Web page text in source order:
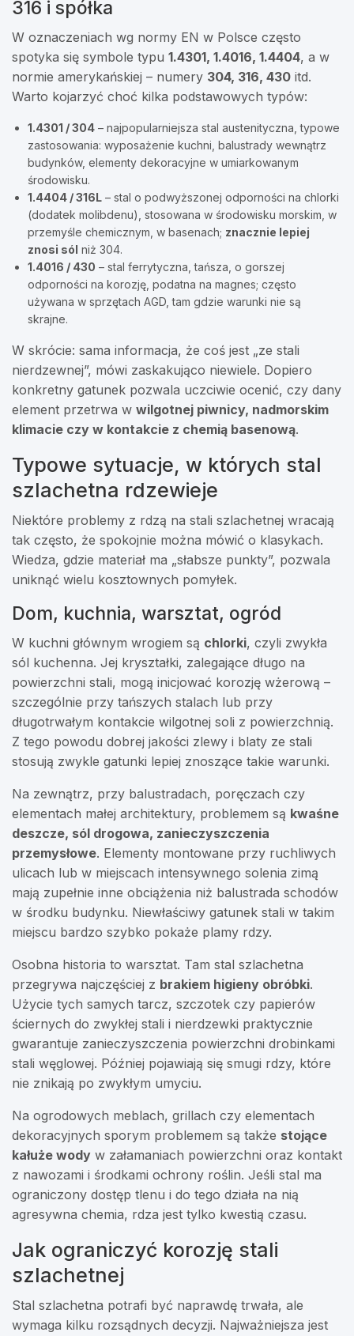
316 i spółka
W oznaczeniach wg normy EN w Polsce często
spotyka się symbole typu 1.4301, 1.4016, 1.4404, a w
normie amerykańskiej – numery 304, 316, 430 itd.
Warto kojarzyć choć kilka podstawowych typów:
1.4301 / 304 – najpopularniejsza stal austenityczna, typowe
zastosowania: wyposażenie kuchni, balustrady wewnątrz
budynków, elementy dekoracyjne w umiarkowanym
środowisku.
1.4404 / 316L – stal o podwyższonej odporności na chlorki
(dodatek molibdenu), stosowana w środowisku morskim, w
przemyśle chemicznym, w basenach; znacznie lepiej
znosi sól niż 304.
1.4016 / 430 – stal ferrytyczna, tańsza, o gorszej
odporności na korozję, podatna na magnes; często
używana w sprzętach AGD, tam gdzie warunki nie są
skrajne.
W skrócie: sama informacja, że coś jest „ze stali
nierdzewnej”, mówi zaskakująco niewiele. Dopiero
konkretny gatunek pozwala uczciwie ocenić, czy dany
element przetrwa w wilgotnej piwnicy, nadmorskim
klimacie czy w kontakcie z chemią basenową.
Typowe sytuacje, w których stal
szlachetna rdzewieje
Niektóre problemy z rdzą na stali szlachetnej wracają
tak często, że spokojnie można mówić o klasykach.
Wiedza, gdzie materiał ma „słabsze punkty”, pozwala
uniknąć wielu kosztownych pomyłek.
Dom, kuchnia, warsztat, ogród
W kuchni głównym wrogiem są chlorki, czyli zwykła
sól kuchenna. Jej kryształki, zalegające długo na
powierzchni stali, mogą inicjować korozję wżerową –
szczególnie przy tańszych stalach lub przy
długotrwałym kontakcie wilgotnej soli z powierzchnią.
Z tego powodu dobrej jakości zlewy i blaty ze stali
stosują zwykle gatunki lepiej znoszące takie warunki.
Na zewnątrz, przy balustradach, poręczach czy
elementach małej architektury, problemem są kwaśne
deszcze, sól drogowa, zanieczyszczenia
przemysłowe. Elementy montowane przy ruchliwych
ulicach lub w miejscach intensywnego solenia zimą
mają zupełnie inne obciążenia niż balustrada schodów
w środku budynku. Niewłaściwy gatunek stali w takim
miejscu bardzo szybko pokaże plamy rdzy.
Osobna historia to warsztat. Tam stal szlachetna
przegrywa najczęściej z brakiem higieny obróbki.
Użycie tych samych tarcz, szczotek czy papierów
ściernych do zwykłej stali i nierdzewki praktycznie
gwarantuje zanieczyszczenia powierzchni drobinkami
stali węglowej. Później pojawiają się smugi rdzy, które
nie znikają po zwykłym umyciu.
Na ogrodowych meblach, grillach czy elementach
dekoracyjnych sporym problemem są także stojące
kałuże wody w załamaniach powierzchni oraz kontakt
z nawozami i środkami ochrony roślin. Jeśli stal ma
ograniczony dostęp tlenu i do tego działa na nią
agresywna chemia, rdza jest tylko kwestią czasu.
Jak ograniczyć korozję stali
szlachetnej
Stal szlachetna potrafi być naprawdę trwała, ale
wymaga kilku rozsądnych decyzji. Najważniejsza jest